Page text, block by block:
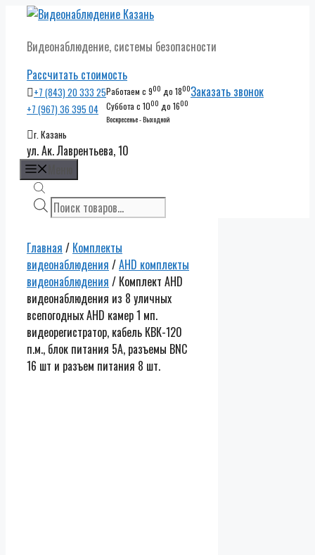
Перейти
содержимому
Видеонаблюдение, системы безопасности
Рассчитать стоимость
+7 (843) 20 333 25
+7 (967) 36 395 04
Работаем с 900 до 1800
Суббота с 1000 до 1600
Воскресенье - Выходной
Заказать звонок
г. Казань
ул. Ак. Лаврентьева, 10
Поиск
товаров
Главная / Комплекты
видеонаблюдения /AHD комплекты
видеонаблюдения / Комплект AHD
видеонаблюдения из 8 уличных
всепогодных AHD камер 1 мп.
видеорегистратор, кабель КВК-120
п.м., блок питания 5А, разъемы BNC
16 шт и разъем питания 8 шт.